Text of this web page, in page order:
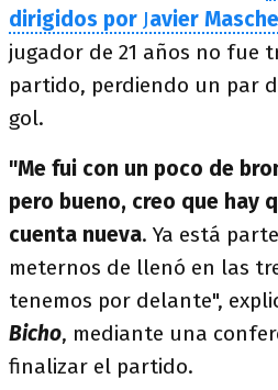
dirigidos por Javier
jugador de 21 años no fue
partido, perdiendo un par
gol.
"Me fui con un poco de
pero bueno, creo que hay
cuenta nueva. Ya está
meternos de llenó en las
tenemos por delante",
Bicho, mediante una
finalizar el partido.